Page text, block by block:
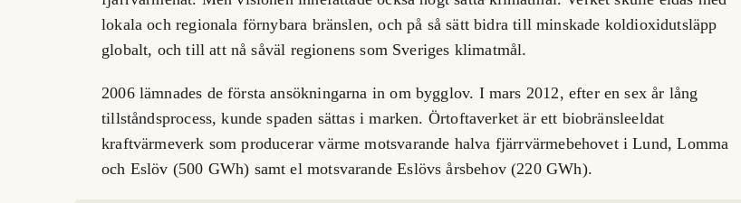
lokala och regionala förnybara bränslen, och på så sätt bidra till minskade koldioxidutsläpp
globalt, och till att nå såväl regionens som Sveriges klimatmål.
2006 lämnades de första ansökningarna in om bygglov. I mars 2012, efter en sex år lång
tillståndsprocess, kunde spaden sättas i marken. Örtoftaverket är ett biobränsleeldat
kraftvärmeverk som producerar värme motsvarande halva fjärrvärmebehovet i Lund, Lomma
och Eslöv (500 GWh) samt el motsvarande Eslövs årsbehov (220 GWh).